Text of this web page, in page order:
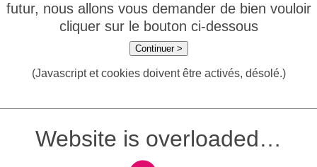
futur, nous allons vous demander de bien vouloir
cliquer sur le bouton ci-dessous
Continuer >
(Javascript et cookies doivent être activés, désolé.)
Website is overloaded…